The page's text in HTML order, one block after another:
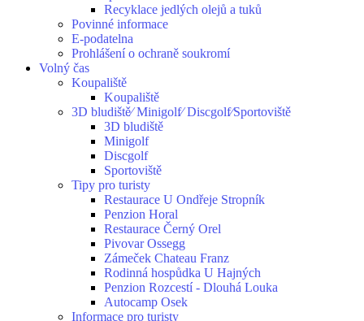
Recyklace jedlých olejů a tuků
Povinné informace
E-podatelna
Prohlášení o ochraně soukromí
Volný čas
Koupaliště
Koupaliště
3D bludiště⁄ Minigolf⁄ Discgolf⁄Sportoviště
3D bludiště
Minigolf
Discgolf
Sportoviště
Tipy pro turisty
Restaurace U Ondřeje Stropník
Penzion Horal
Restaurace Černý Orel
Pivovar Ossegg
Zámeček Chateau Franz
Rodinná hospůdka U Hajných
Penzion Rozcestí - Dlouhá Louka
Autocamp Osek
Informace pro turisty